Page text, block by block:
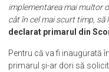
implementarea mai multor
cât în cel mai scurt timp, să
declarat primarul din
Pentru că va fi inaugurată
primarul și-ar dori să